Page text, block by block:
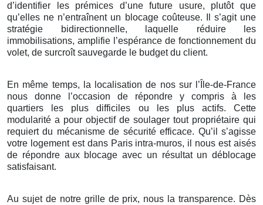
d’identifier les prémices d’une future usure, plutôt que
qu’elles ne n’entraînent un blocage coûteuse. Il s’agit une
stratégie bidirectionnelle, laquelle réduire les
immobilisations, amplifie l’espérance de fonctionnement du
volet, de surcroît sauvegarde le budget du client.
En même temps, la localisation de nos sur l’Île-de-France
nous donne l’occasion de répondre y compris à les
quartiers les plus difficiles ou les plus actifs. Cette
modularité a pour objectif de soulager tout propriétaire qui
requiert du mécanisme de sécurité efficace. Qu’il s’agisse
votre logement est dans Paris intra-muros, il nous est aisés
de répondre aux blocage avec un résultat un déblocage
satisfaisant.
Au sujet de notre grille de prix, nous la transparence. Dès